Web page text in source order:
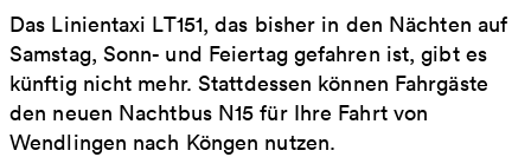
Das Linientaxi LT151, das bisher in den Nächten auf
Samstag, Sonn- und Feiertag gefahren ist, gibt es
künftig nicht mehr. Stattdessen können Fahrgäste
den neuen Nachtbus N15 für Ihre Fahrt von
Wendlingen nach Köngen nutzen.